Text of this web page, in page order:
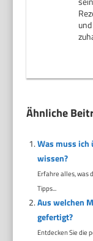
Ähnliche
Was muss ich
wissen?
Erfahre alles, was
Tipps...
Aus welchen
gefertigt?
Entdecken Sie die